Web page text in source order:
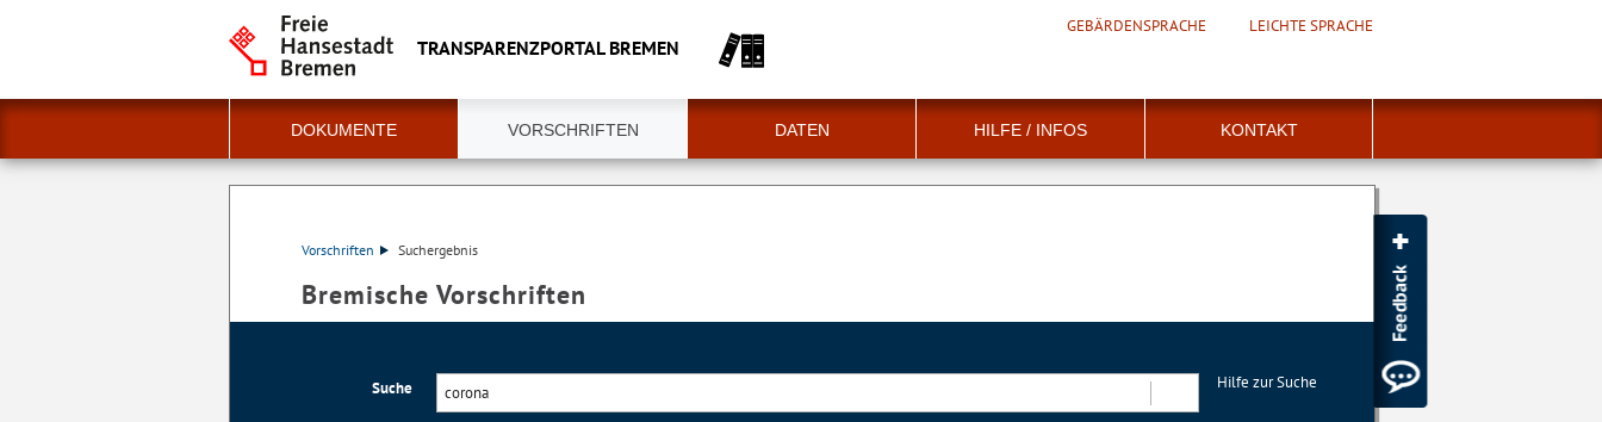
TRANSPARENZPORTAL BREMEN
GEBÄRDENSPRACHE LEICHTE SPRACHE
DOKUMENTE VORSCHRIFTEN DATEN HILFE / INFOS KONTAKT
Vorschriften Suchergebnis
Bremische Vorschriften
Suche
Hilfe zur Suche